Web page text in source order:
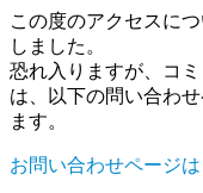
この度のアクセスに
しました。
恐れ入りますが、コ
は、以下の問い合わ
ます。
お問い合わせページ